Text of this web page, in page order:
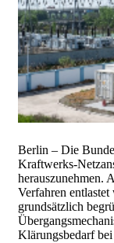
Berlin – Die
Kraftwerks-
herauszunehmen.
Verfahren
grundsätzlich
Klärungsbedarf